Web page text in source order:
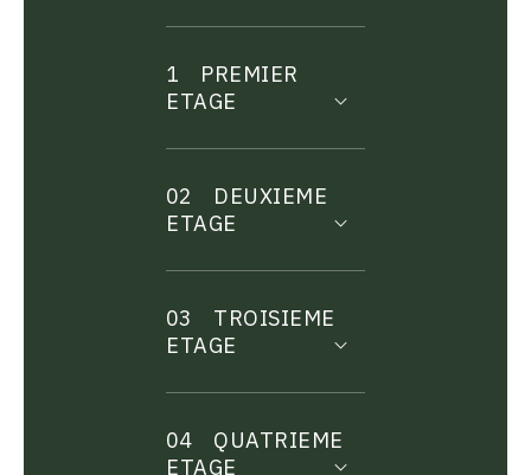
1
PREMIER
ETAGE
02
DEUXIEME
ETAGE
03
TROISIEME
ETAGE
04
QUATRIEME
ETAGE